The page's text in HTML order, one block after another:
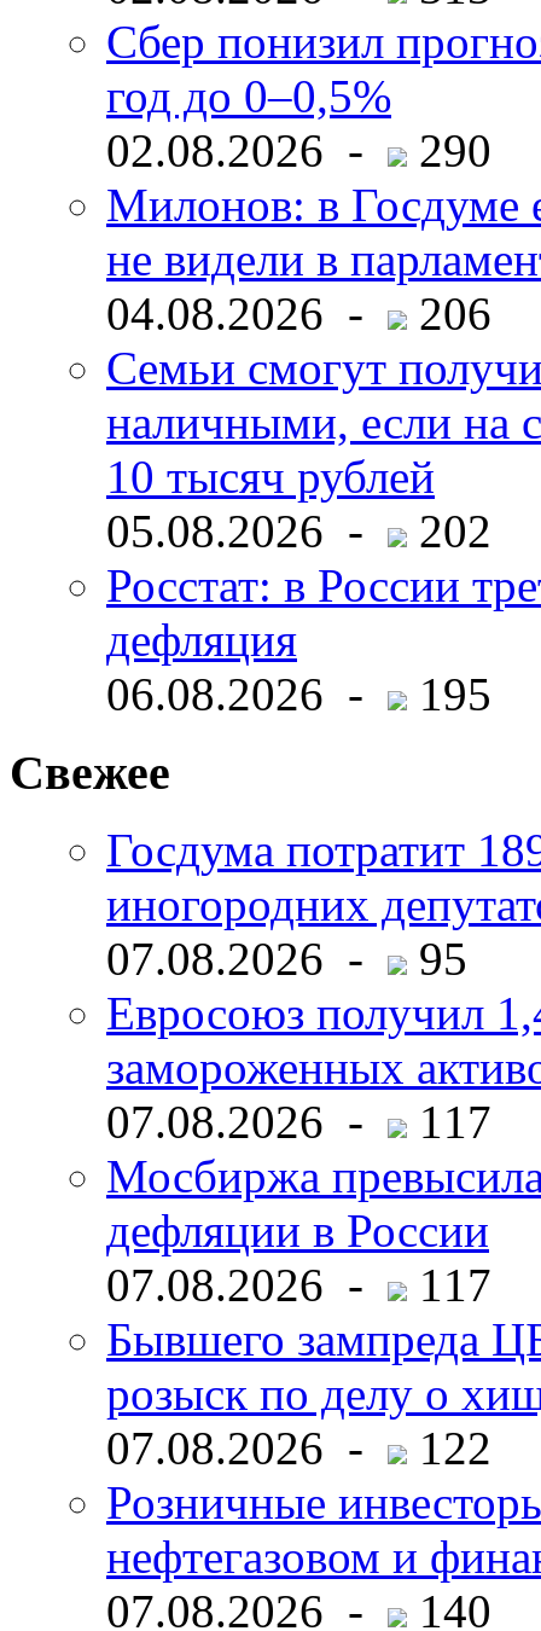
Сбер понизил
год до 0–0,5%
02.08.2026 -
290
Милонов: в Госдуме
не видели в
04.08.2026 -
206
Семьи смогут
наличными, если на
10 тысяч рублей
05.08.2026 -
202
Росстат: в России
дефляция
06.08.2026 -
195
Свежее
Госдума потратит
иногородних
07.08.2026 -
95
Евросоюз получил
замороженных
07.08.2026 -
117
Мосбиржа
дефляции в России
07.08.2026 -
117
Бывшего зампреда
розыск по делу о
07.08.2026 -
122
Розничные
нефтегазовом и
07.08.2026 -
140